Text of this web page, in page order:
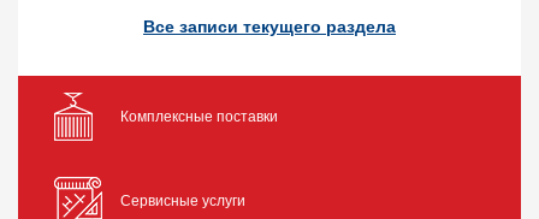
Все записи текущего раздела
Комплексные поставки
Сервисные услуги